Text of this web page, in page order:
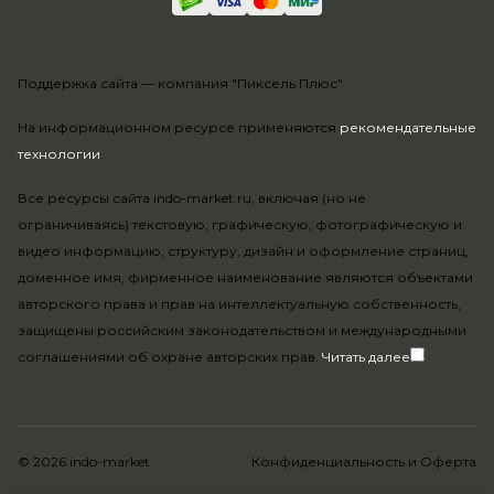
На информационном ресурсе применяются рекомендательные
технологии.
Все ресурсы сайта indo-market.ru, включая (но не
ограничиваясь) текстовую, графическую, фотографическую и
видео информацию, структуру, дизайн и оформление страниц,
доменное имя, фирменное наименование являются объектами
авторского права и прав на интеллектуальную собственность,
защищены российским законодательством и международными
соглашениями об охране авторских прав. Читать далее
Поддержка сайта — компания "Пиксель Плюс"
© 2026 indo-market Конфиденциальность и Оферта